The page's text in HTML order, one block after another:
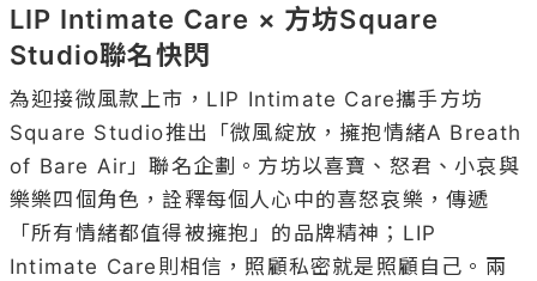
LIP Intimate Care × 方坊Square
Studio聯名快閃
為迎接微風款上市，LIP Intimate Care攜手方坊
Square Studio推出「微風綻放，擁抱情緒A Breath
of Bare Air」聯名企劃。方坊以喜寶、怒君、小哀與
樂樂四個角色，詮釋每個人心中的喜怒哀樂，傳遞
「所有情緒都值得被擁抱」的品牌精神；LIP
Intimate Care則相信，照顧私密就是照顧自己。兩